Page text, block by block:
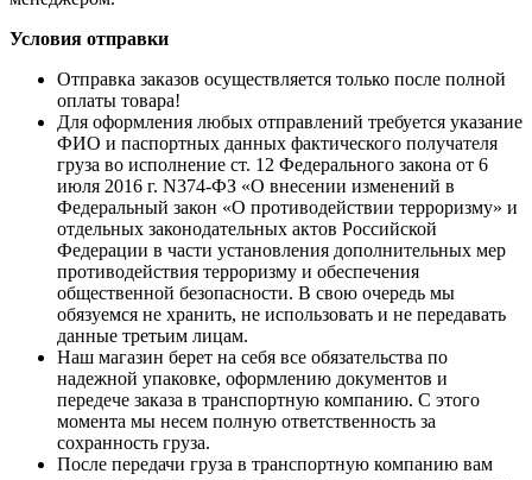
Условия отправки
Отправка заказов осуществляется только после полной
оплаты товара!
Для оформления любых отправлений требуется указание
ФИО и паспортных данных фактического получателя
груза во исполнение ст. 12 Федерального закона от 6
июля 2016 г. N374-ФЗ «О внесении изменений в
Федеральный закон «О противодействии терроризму» и
отдельных законодательных актов Российской
Федерации в части установления дополнительных мер
противодействия терроризму и обеспечения
общественной безопасности. В свою очередь мы
обязуемся не хранить, не использовать и не передавать
данные третьим лицам.
Наш магазин берет на себя все обязательства по
надежной упаковке, оформлению документов и
передече заказа в транспортную компанию. С этого
момента мы несем полную ответственность за
сохранность груза.
После передачи груза в транспортную компанию вам